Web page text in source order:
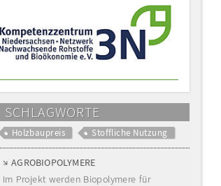
SCHLAGWORTE
Holzbaupreis Stoffliche Nutzung
AGROBIOPOLYMERE
Im Projekt werden Biopolymere für